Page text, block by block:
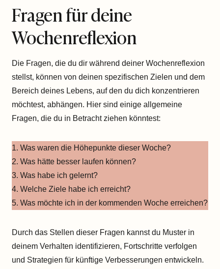
Fragen für deine
Wochenreflexion
Die Fragen, die du dir während deiner Wochenreflexion
stellst, können von deinen spezifischen Zielen und dem
Bereich deines Lebens, auf den du dich konzentrieren
möchtest, abhängen. Hier sind einige allgemeine
Fragen, die du in Betracht ziehen könntest:
1. Was waren die Höhepunkte dieser Woche?
2. Was hätte besser laufen können?
3. Was habe ich gelernt?
4. Welche Ziele habe ich erreicht?
5. Was möchte ich in der kommenden Woche erreichen?
Durch das Stellen dieser Fragen kannst du Muster in
deinem Verhalten identifizieren, Fortschritte verfolgen
und Strategien für künftige Verbesserungen entwickeln.